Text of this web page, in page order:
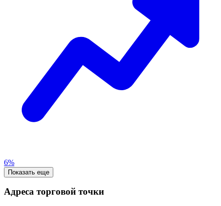
6%
Показать еще
Адреса торговой точки